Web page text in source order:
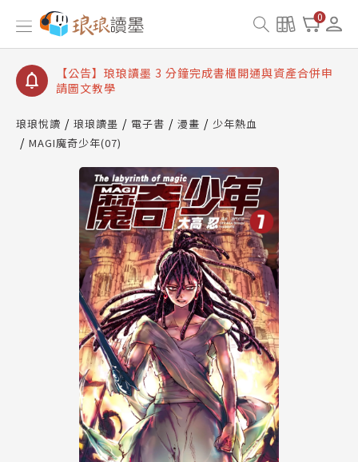
0
【公告】琅琅讀墨數位閱讀資產合併與書櫃開通申請
【公告】琅琅讀墨書櫃開通常見問題
【公告】琅琅讀墨 3 分鐘完成書櫃開通與資產合併申
請圖文教學
查詢
【公告】琅琅讀墨數位閱讀資產合併與書櫃開通申請
琅琅悅讀 琅琅讀墨 電子書 漫畫
少年熱血
MAGI魔奇少年(07)